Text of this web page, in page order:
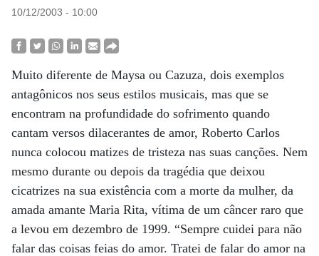
10/12/2003 - 10:00
Muito diferente de Maysa ou Cazuza, dois exemplos
antagônicos nos seus estilos musicais, mas que se
encontram na profundidade do sofrimento quando
cantam versos dilacerantes de amor, Roberto Carlos
nunca colocou matizes de tristeza nas suas canções. Nem
mesmo durante ou depois da tragédia que deixou
cicatrizes na sua existência com a morte da mulher, da
amada amante Maria Rita, vítima de um câncer raro que
a levou em dezembro de 1999. “Sempre cuidei para não
falar das coisas feias do amor. Tratei de falar do amor na